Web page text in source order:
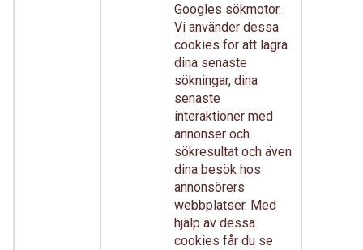
Googles sökmotor.
Vi använder dessa
cookies för att lagra
dina senaste
sökningar, dina
senaste
interaktioner med
annonser och
sökresultat och även
dina besök hos
annonsörers
webbplatser. Med
hjälp av dessa
cookies får du se